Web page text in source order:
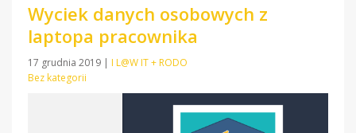
Wyciek danych osobowych z
laptopa pracownika
17 grudnia 2019 | I L@W IT + RODO
Bez kategorii